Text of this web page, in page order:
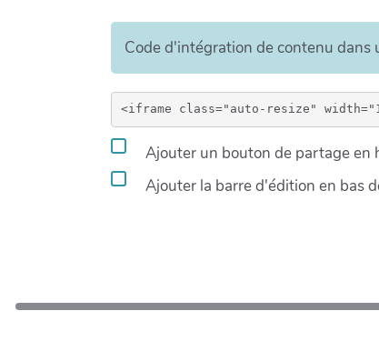
Code d'intégration de contenu dans
Ajouter un bouton de partage en
Ajouter la barre d'édition en bas